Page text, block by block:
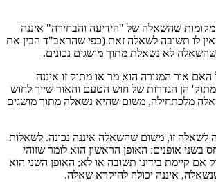
שהשאלה של "הידיעה והבחירה" איננה
לו תשובה לשאלה זאת (כפי שהראב"ד הבין את
לא נשאלת מתוך מושגים נכונים.
אור המנורה הוא מר או מתוק זו איננה
הן הגדרות של חוש הטעם והאור שייך לחוש
מלכתחילה, משום שהיא נשאלה מתוך מושגים
לשאלה זו, משום שהשאלה איננה נכונה. לשאלות
בשני אופנים: האופן הראשון הוא לומר שזוהי
אם קיימת בידינו תשובה או לא; האופן השני הוא
איננה יכולה להיקרא שאלה.